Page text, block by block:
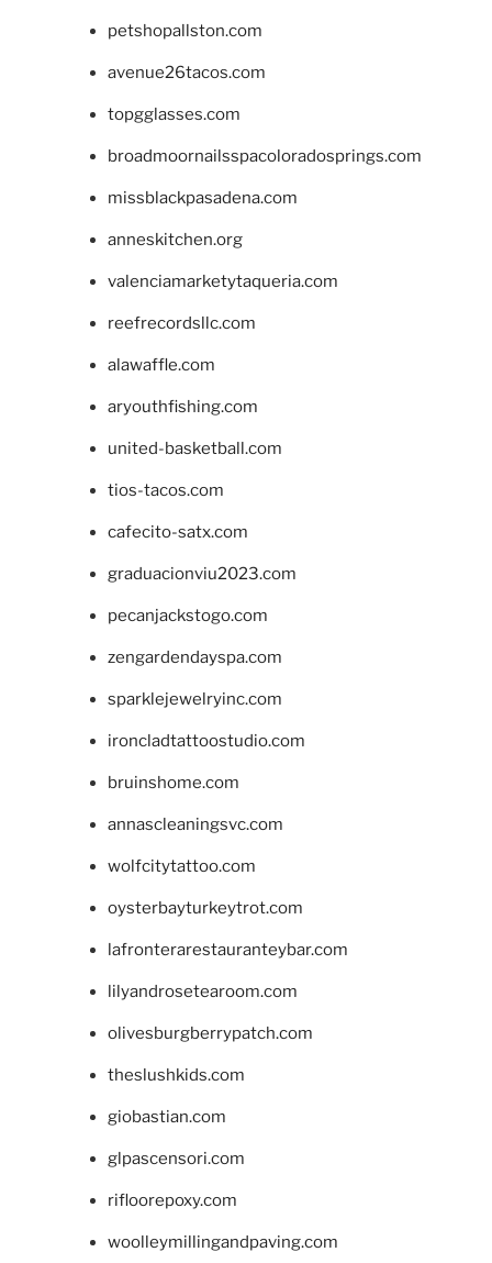
petshopallston.com
avenue26tacos.com
topgglasses.com
broadmoornailsspacoloradosprings.com
missblackpasadena.com
anneskitchen.org
valenciamarketytaqueria.com
reefrecordsllc.com
alawaffle.com
aryouthfishing.com
united-basketball.com
tios-tacos.com
cafecito-satx.com
graduacionviu2023.com
pecanjackstogo.com
zengardendayspa.com
sparklejewelryinc.com
ironcladtattoostudio.com
bruinshome.com
annascleaningsvc.com
wolfcitytattoo.com
oysterbayturkeytrot.com
lafronterarestauranteybar.com
lilyandrosetearoom.com
olivesburgberrypatch.com
theslushkids.com
giobastian.com
glpascensori.com
rifloorepoxy.com
woolleymillingandpaving.com